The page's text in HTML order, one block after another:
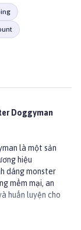
Doggyman
là một sản
hiệu
dáng monster
mềm mại, an
huấn luyện cho